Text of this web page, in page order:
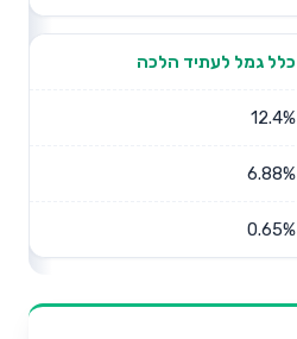
כלל גמל לעתיד הלכה
12.4%
6.88%
0.65%